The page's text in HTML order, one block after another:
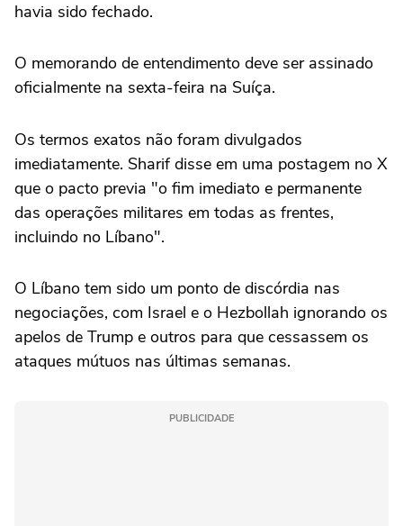
havia sido fechado.
O ⁠memorando de entendimento deve ser assinado
oficialmente na sexta-feira na Suíça.
Os termos exatos não foram divulgados
imediatamente. Sharif disse em uma postagem no X
que o pacto previa "o fim imediato e ‌permanente
das operações militares em todas as frentes,
incluindo no Líbano".
O Líbano tem sido um ponto de discórdia nas
negociações, com Israel e o Hezbollah ignorando os
apelos de Trump e outros para que cessassem os
ataques mútuos nas últimas semanas.
PUBLICIDADE